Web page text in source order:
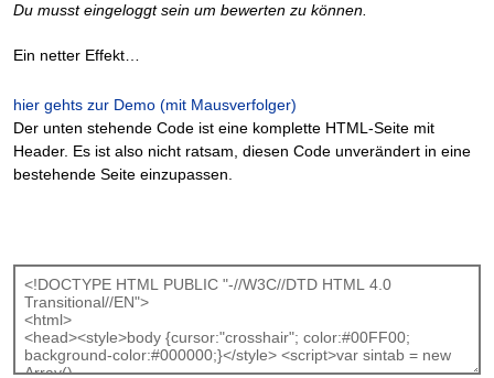
Du musst eingeloggt sein um bewerten zu können.
Ein netter Effekt…
hier gehts zur Demo (mit Mausverfolger)
Der unten stehende Code ist eine komplette HTML-Seite mit
Header. Es ist also nicht ratsam, diesen Code unverändert in eine
bestehende Seite einzupassen.